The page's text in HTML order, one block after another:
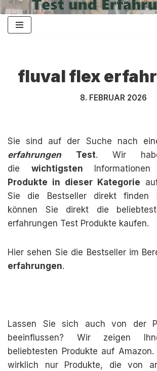
Zum
fluval flex
8. FEBRUAR 2026
Sie sind auf der Suche nach
erfahrungen
Test. Wir
die wichtigsten
Produkte in dieser Kategorie
Sie die Bestseller direkt finden
können Sie direkt die
erfahrungen Test Produkte kaufen.
Hier sehen Sie die Bestseller im
erfahrungen.
Lassen Sie sich auch von der
beeinflussen? Wir zeigen
beliebtesten Produkte auf
wirklich nur Produkte, die von